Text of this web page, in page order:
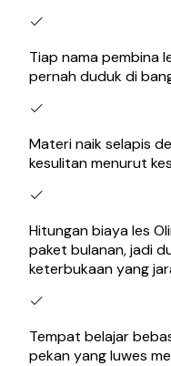
Tiap nama pembina
pernah duduk di
Materi naik selapis
kesulitan menurut
Hitungan biaya les
paket bulanan, jadi
keterbukaan yang
Tempat belajar
pekan yang luwes